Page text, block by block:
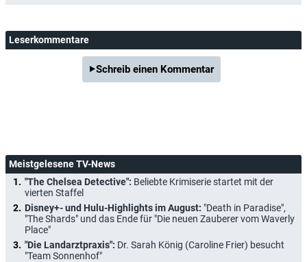
Leserkommentare
Schreib einen Kommentar
Meistgelesene TV-News
"The Chelsea Detective": Beliebte Krimiserie startet mit der
vierten Staffel
Disney+- und Hulu-Highlights im August: "Death in Paradise",
"The Shards" und das Ende für "Die neuen Zauberer vom Waverly
Place"
"Die Landarztpraxis": Dr. Sarah König (Caroline Frier) besucht
"Team Sonnenhof"